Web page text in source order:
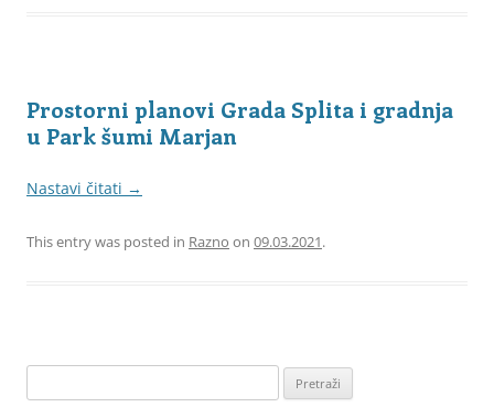
Prostorni planovi Grada Splita i gradnja
u Park šumi Marjan
Nastavi čitati →
This entry was posted in Razno on 09.03.2021.